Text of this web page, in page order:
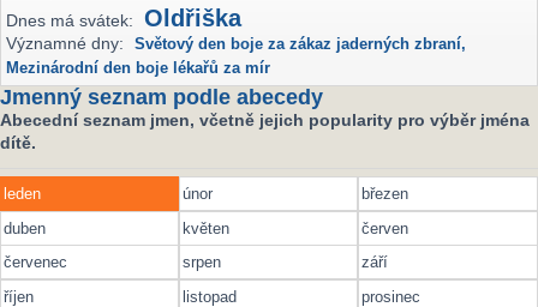
Dnes má svátek: Oldřiška
Významné dny: Světový den boje za zákaz jaderných zbraní,
Mezinárodní den boje lékařů za mír
Jmenný seznam podle abecedy
Abecední seznam jmen, včetně jejich popularity pro výběr jména
dítě.
leden únor
březen
duben
květen
červen
červenec
srpen
září
říjen
listopad prosinec